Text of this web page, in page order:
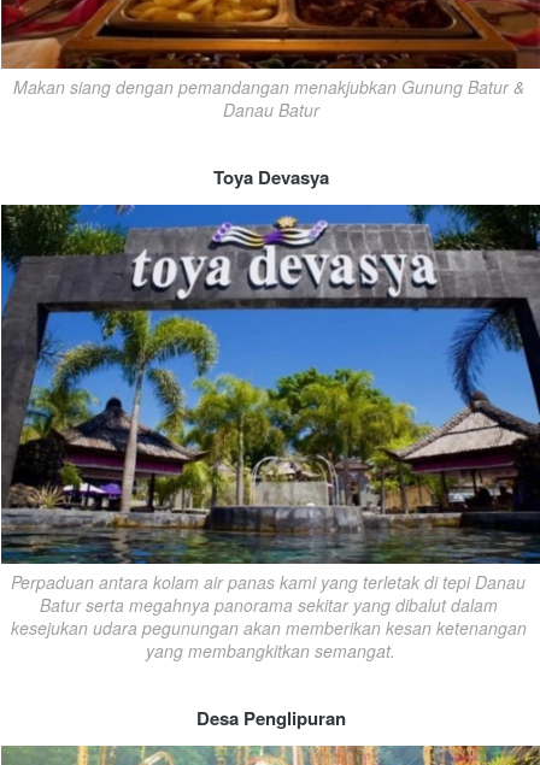
Makan siang dengan pemandangan menakjubkan Gunung Batur &
Danau Batur
Toya Devasya
Perpaduan antara kolam air panas kami yang terletak di tepi Danau
Batur serta megahnya panorama sekitar yang dibalut dalam
kesejukan udara pegunungan akan memberikan kesan ketenangan
yang membangkitkan semangat.
Desa Penglipuran